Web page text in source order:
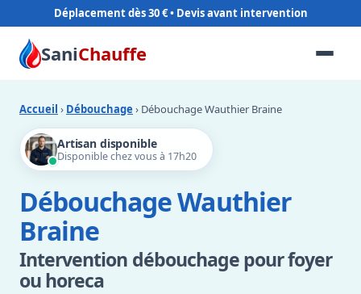
Déplacement dès 30 €
SaniChauffe
Accueil › Débouchage › Débouchage Wauthier Braine
Artisan disponible
Disponible chez vous à 17h20
Débouchage Wauthier
Braine
Intervention débouchage pour foyer
ou horeca